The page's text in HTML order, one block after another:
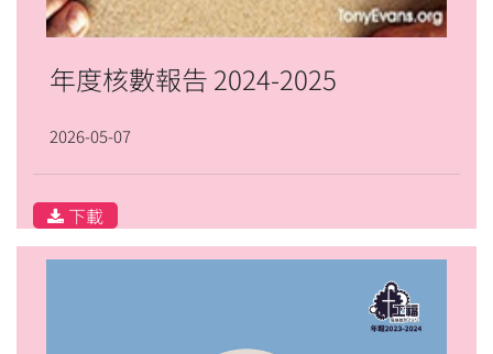
年度核數報告 2024-2025
2026-05-07
下載